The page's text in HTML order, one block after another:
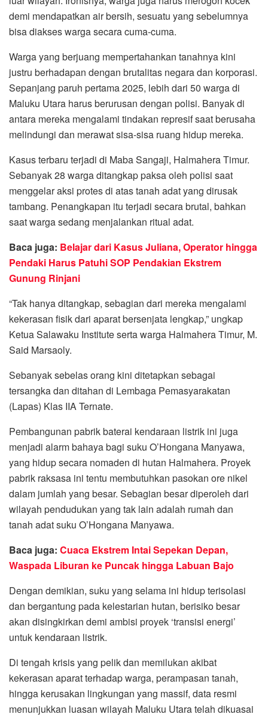
demi mendapatkan air bersih, sesuatu yang sebelumnya
bisa diakses warga secara cuma-cuma.
Warga yang berjuang mempertahankan tanahnya kini
justru berhadapan dengan brutalitas negara dan korporasi.
Sepanjang paruh pertama 2025, lebih dari 50 warga di
Maluku Utara harus berurusan dengan polisi. Banyak di
antara mereka mengalami tindakan represif saat berusaha
melindungi dan merawat sisa-sisa ruang hidup mereka.
Kasus terbaru terjadi di Maba Sangaji, Halmahera Timur.
Sebanyak 28 warga ditangkap paksa oleh polisi saat
menggelar aksi protes di atas tanah adat yang dirusak
tambang. Penangkapan itu terjadi secara brutal, bahkan
saat warga sedang menjalankan ritual adat.
Baca juga: Belajar dari Kasus Juliana, Operator hingga
Pendaki Harus Patuhi SOP Pendakian Ekstrem
Gunung Rinjani
“Tak hanya ditangkap, sebagian dari mereka mengalami
kekerasan fisik dari aparat bersenjata lengkap,” ungkap
Ketua Salawaku Institute serta warga Halmahera Timur, M.
Said Marsaoly.
Sebanyak sebelas orang kini ditetapkan sebagai
tersangka dan ditahan di Lembaga Pemasyarakatan
(Lapas) Klas IIA Ternate.
Pembangunan pabrik baterai kendaraan listrik ini juga
menjadi alarm bahaya bagi suku O’Hongana Manyawa,
yang hidup secara nomaden di hutan Halmahera. Proyek
pabrik raksasa ini tentu membutuhkan pasokan ore nikel
dalam jumlah yang besar. Sebagian besar diperoleh dari
wilayah pendudukan yang tak lain adalah rumah dan
tanah adat suku O’Hongana Manyawa.
Baca juga: Cuaca Ekstrem Intai Sepekan Depan,
Waspada Liburan ke Puncak hingga Labuan Bajo
Dengan demikian, suku yang selama ini hidup terisolasi
dan bergantung pada kelestarian hutan, berisiko besar
akan disingkirkan demi ambisi proyek ‘transisi energi’
untuk kendaraan listrik.
Di tengah krisis yang pelik dan memilukan akibat
kekerasan aparat terhadap warga, perampasan tanah,
hingga kerusakan lingkungan yang massif, data resmi
menunjukkan luasan wilayah Maluku Utara telah dikuasai